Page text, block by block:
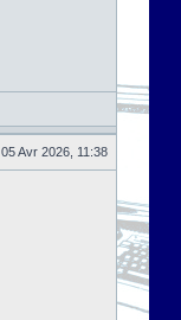
05 Avr 2026, 11:38